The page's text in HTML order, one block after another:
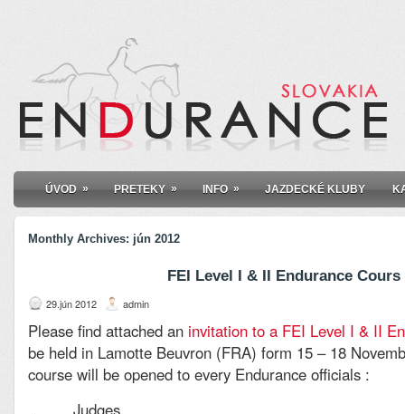
ÚVOD » PRETEKY » INFO » JAZDECKÉ KLUBY
Monthly Archives: jún 2012
FEI Level I & II Endurance Cours
29.jún 2012 admin
Please find attached an invitation to a FEI Level I & II
be held in Lamotte Beuvron (FRA) form 15 – 18
course will be opened to every Endurance officials :
. Judges